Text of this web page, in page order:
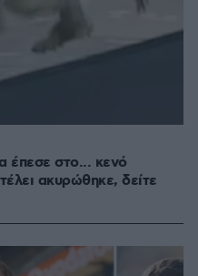
έπεσε στο... κενό
ακυρώθηκε, δείτε